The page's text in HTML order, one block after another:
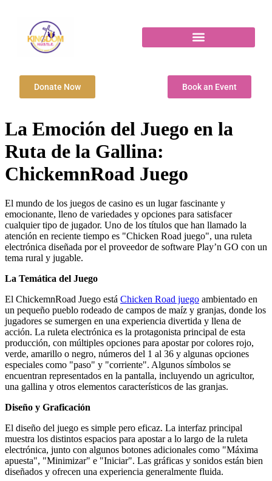
Donate Now Book an Event
La Emoción del Juego en la
Ruta de la Gallina:
ChickemnRoad Juego
El mundo de los juegos de casino es un lugar fascinante y
emocionante, lleno de variedades y opciones para satisfacer
cualquier tipo de jugador. Uno de los títulos que han llamado la
atención en reciente tiempo es "Chicken Road juego", una ruleta
electrónica diseñada por el proveedor de software Play’n GO con un
tema rural y jugable.
La Temática del Juego
El ChickemnRoad Juego está Chicken Road juego ambientado en
un pequeño pueblo rodeado de campos de maíz y granjas, donde los
jugadores se sumergen en una experiencia divertida y llena de
acción. La ruleta electrónica es la protagonista principal de esta
producción, con múltiples opciones para apostar por colores rojo,
verde, amarillo o negro, números del 1 al 36 y algunas opciones
especiales como "paso" y "corriente". Algunos símbolos se
encuentran representados en la pantalla, incluyendo un agricultor,
una gallina y otros elementos característicos de las granjas.
Diseño y Graficación
El diseño del juego es simple pero eficaz. La interfaz principal
muestra los distintos espacios para apostar a lo largo de la ruleta
electrónica, junto con algunos botones adicionales como "Máxima
apuesta", "Minimizar" e "Iniciar". Las gráficas y sonidos están bien
diseñados y ofrecen una experiencia generalmente fluida.